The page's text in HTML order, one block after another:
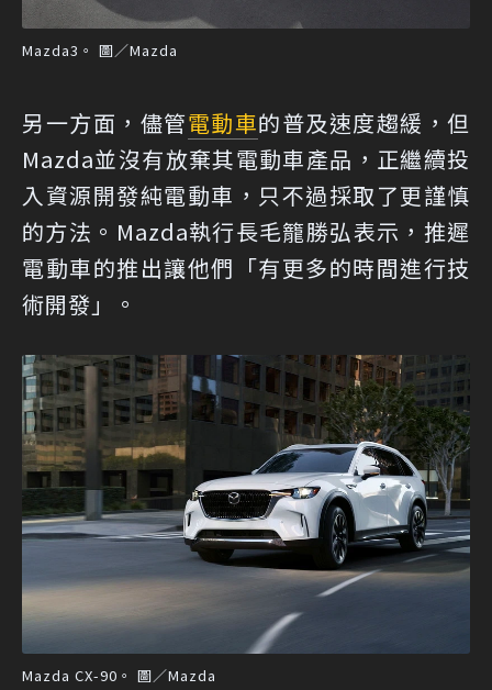
Mazda3。 圖／Mazda
另一方面，儘管電動車的普及速度趨緩，但
Mazda並沒有放棄其電動車產品，正繼續投
入資源開發純電動車，只不過採取了更謹慎
的方法。Mazda執行長毛籠勝弘表示，推遲
電動車的推出讓他們「有更多的時間進行技
術開發」。
Mazda CX-90。 圖／Mazda